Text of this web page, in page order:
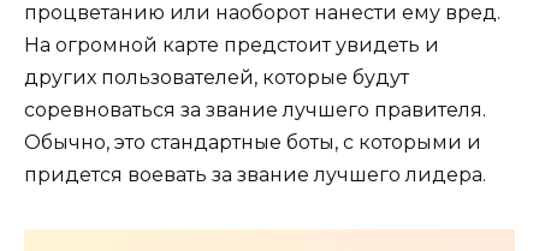
процветанию или наоборот нанести ему вред.
На огромной карте предстоит увидеть и
других пользователей, которые будут
соревноваться за звание лучшего правителя.
Обычно, это стандартные боты, с которыми и
придется воевать за звание лучшего лидера.